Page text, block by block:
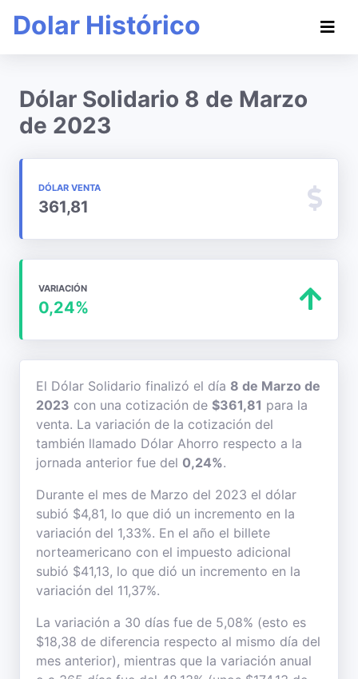
Dolar Histórico
Dólar Solidario 8 de Marzo
de 2023
DÓLAR VENTA
361,81
VARIACIÓN
0,24%
El Dólar Solidario finalizó el día 8 de Marzo de
2023 con una cotización de $361,81 para la
venta. La variación de la cotización del
también llamado Dólar Ahorro respecto a la
jornada anterior fue del 0,24%.
Durante el mes de Marzo del 2023 el dólar
subió $4,81, lo que dió un incremento en la
variación del 1,33%. En el año el billete
norteamericano con el impuesto adicional
subió $41,13, lo que dió un incremento en la
variación del 11,37%.
La variación a 30 días fue de 5,08% (esto es
$18,38 de diferencia respecto al mismo día del
mes anterior), mientras que la variación anual